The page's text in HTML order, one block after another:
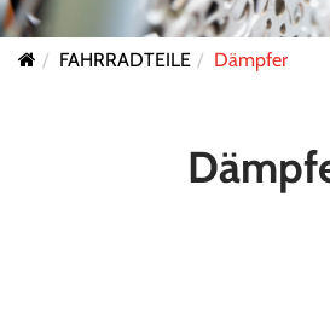
FAHRRADTEILE Dämpfer